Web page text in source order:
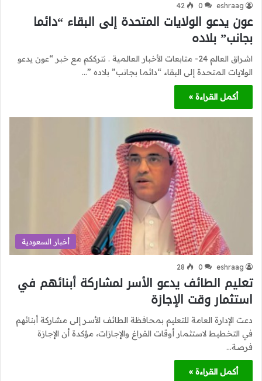
eshraag
0
42
عون يدعو الولايات المتحدة إلى البقاء “دائما
بجانب” بلاده
اشراق العالم 24- متابعات الأخبار العالمية . نترككم مع خبر “عون يدعو
الولايات المتحدة إلى البقاء “دائما بجانب” بلاده ”…
أكمل القراءة »
أخبار السعودية
eshraag
0
28
تعليم الطائف يدعو الأسر لمشاركة أبنائهم في
استثمار وقت الإجازة
دعت الإدارة العامة للتعليم بمحافظة الطائف الأسر إلى مشاركة أبنائهم
في التخطيط لاستثمار أوقات الفراغ والإجازات، مؤكدة أن الإجازة
فرصة…
أكمل القراءة »